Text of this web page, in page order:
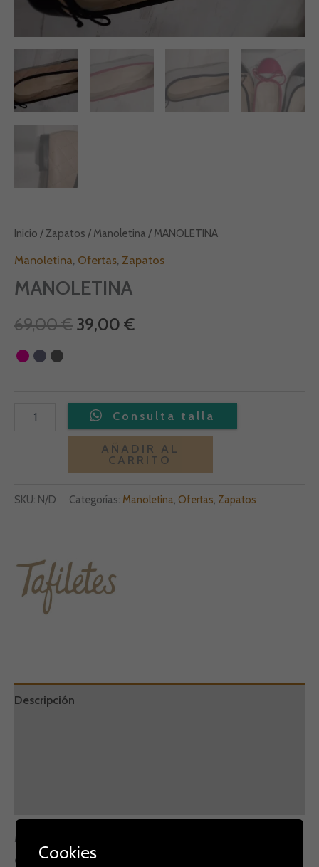
Inicio / Zapatos / Manoletina / MANOLETINA
Manoletina Ofertas Zapatos
MANOLETINA
69,00€
69,00 €.
39,00 €
39,00 €.
AÑADIR AL
CARRITO
SKU: N/D Categorías: Manoletina, Ofertas, Zapatos
Descripción
Manoletina en piel acolchada,se puede pretar el lazo y
queda supersegura.
Cookies